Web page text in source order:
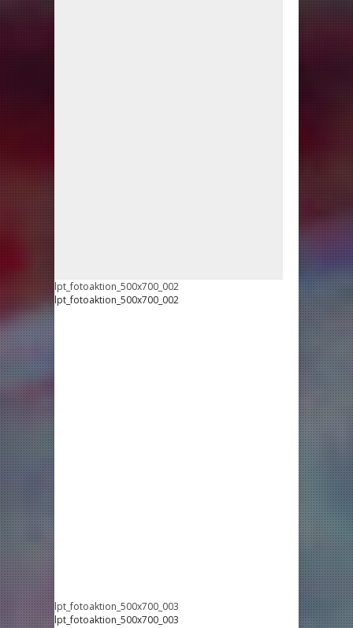
lpt_fotoaktion_500x700_002
lpt_fotoaktion_500x700_002
lpt_fotoaktion_500x700_003
lpt_fotoaktion_500x700_003